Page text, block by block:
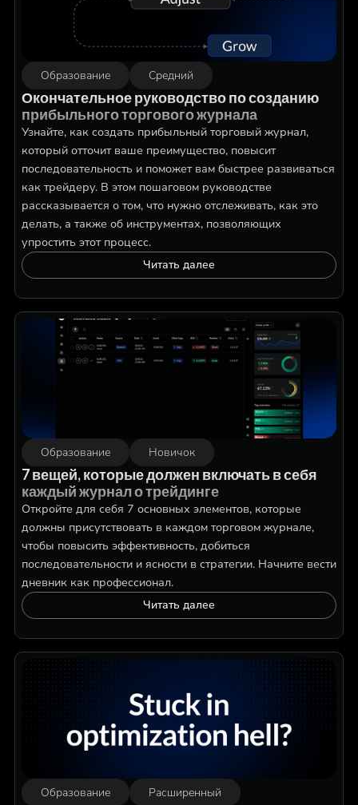
Образование Средний
Окончательное руководство по созданию
прибыльного торгового журнала
Узнайте, как создать прибыльный торговый журнал,
который отточит ваше преимущество, повысит
последовательность и поможет вам быстрее развиваться
как трейдеру. В этом пошаговом руководстве
рассказывается о том, что нужно отслеживать, как это
делать, а также об инструментах, позволяющих
упростить этот процесс.
Читать далее
Образование Новичок
7 вещей, которые должен включать в себя
каждый журнал о трейдинге
Откройте для себя 7 основных элементов, которые
должны присутствовать в каждом торговом журнале,
чтобы повысить эффективность, добиться
последовательности и ясности в стратегии. Начните вести
дневник как профессионал.
Читать далее
Образование Расширенный